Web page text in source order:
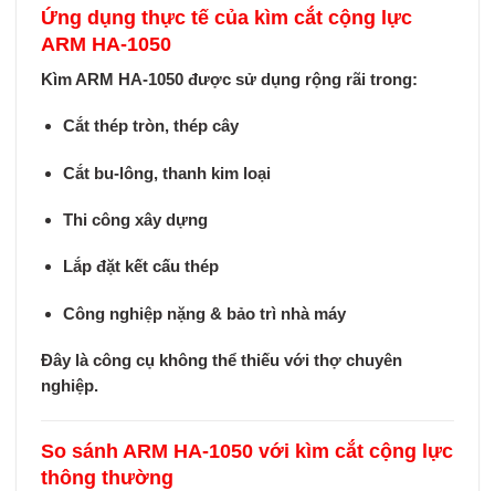
Ứng dụng thực tế của kìm cắt cộng lực
ARM HA-1050
Kìm ARM HA-1050 được sử dụng rộng rãi trong:
Cắt thép tròn, thép cây
Cắt bu-lông, thanh kim loại
Thi công xây dựng
Lắp đặt kết cấu thép
Công nghiệp nặng & bảo trì nhà máy
Đây là công cụ không thể thiếu với thợ chuyên
nghiệp.
So sánh ARM HA-1050 với kìm cắt cộng lực
thông thường